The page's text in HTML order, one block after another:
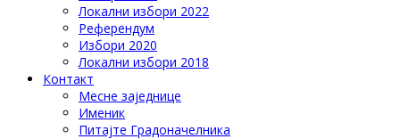
Локални избори 2022
Референдум
Избори 2020
Локални избори 2018
Контакт
Месне заједнице
Именик
Питајте Градоначелника